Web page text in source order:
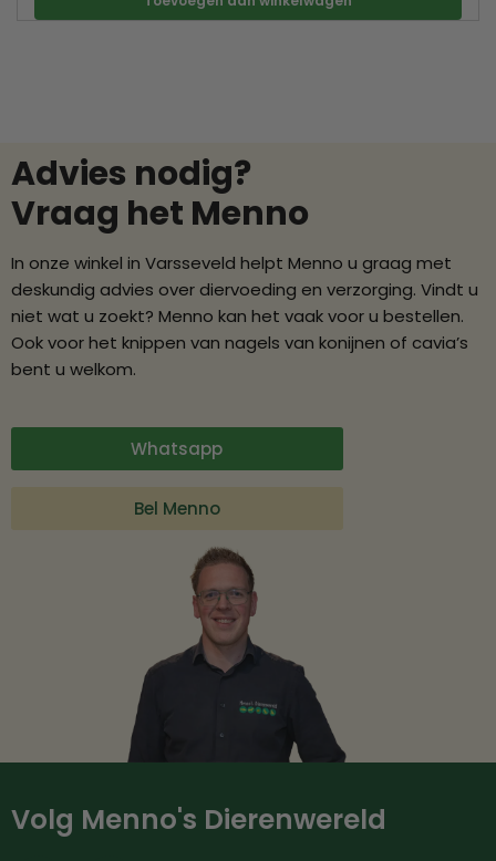
Advies nodig?
Vraag het Menno
In onze winkel in Varsseveld helpt Menno u graag met
deskundig advies over diervoeding en verzorging. Vindt u
niet wat u zoekt? Menno kan het vaak voor u bestellen.
Ook voor het knippen van nagels van konijnen of cavia’s
bent u welkom.
Whatsapp
Bel Menno
Volg Menno's Dierenwereld